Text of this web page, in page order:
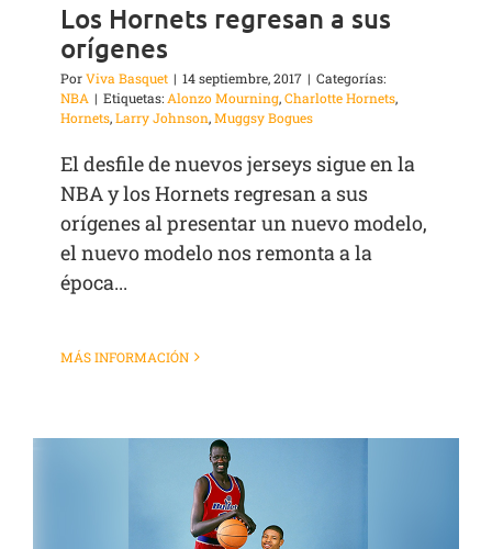
Los Hornets regresan a sus
orígenes
PorViva Basquet | 14 septiembre, 2017 | Categorías:
NBA | Etiquetas:Alonzo Mourning,Charlotte Hornets,
Hornets,Larry Johnson,Muggsy Bogues
El desfile de nuevos jerseys sigue en la
NBA y los Hornets regresan a sus
orígenes al presentar un nuevo modelo,
el nuevo modelo nos remonta a la
época...
MÁS INFORMACIÓN